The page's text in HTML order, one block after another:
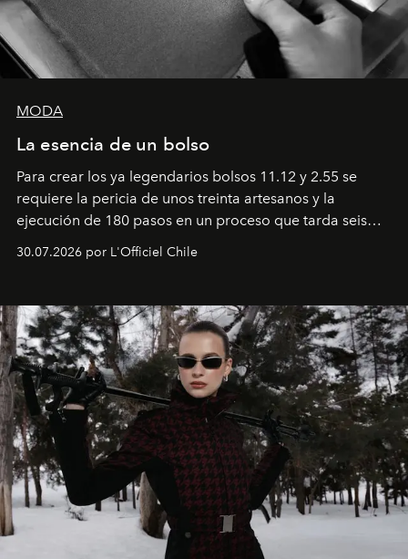
MODA
La esencia de un bolso
Para crear los ya legendarios bolsos 11.12 y 2.55 se
requiere la pericia de unos treinta artesanos y la
ejecución de 180 pasos en un proceso que tarda seis
semanas. Los expertos ponen en práctica una técnica
que se enseña solamente en la escuela de formación de
30.07.2026 por L'Officiel Chile